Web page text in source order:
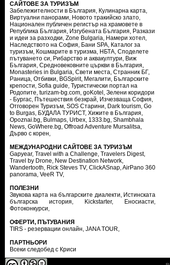
САЙТОВЕ ЗА ТУРИЗЪМ
Забележителности в България, Кулинарна карта,
Виртуални панорами, Новото тракийско злато,
Национален публичен регистър на храмовете в
Република България, Изгубената България, Разкази
и идеи за разходки, Zone Bulgaria, Намери хотел,
Наследството на София, Бани SPA, Каталог за
туризъм, Кошмарите в туризма, НБТА, Споделете
пътуването си, Рибарство и аквакултури, Виж
България, Средновековните църкви в България,
Monasteries in Bulgaria, Свети места, Странник БГ,
Раница, Отбивки, BGSpirit, Мегалити, Българските
крепости, Sofia guide, Туристически портал на
Родопите, turizam-bg.com, goKotel , Зелени коридори
- Бургас, Пътешествия безкрай, Изчезваща София,
Отговорен Туризъм, SOS Старини, Dark tourism, Go
to Burgas, БУДАЛА ТУРИСТ, Хижите в България,
Opoznai.bg, Bulmaps, Urbex, 1333.bg, Shambhala
News, GoWhere.bg, Offroad Adventure Mursalitsa,
Дърво с корен,
МЕЖДУНАРОДНИ САЙТОВЕ ЗА ТУРИЗЪМ
Gapyear, Travel with a Challenge, Travelers Digest,
Travel by Drone, New Destination Network,
Wandertooth, Rick Steves TV, ClickASnap,AirPano 360
panorama, VeeR TV,
ПОЛЕЗНИ
Звукова карта на българските диалекти, Истинската
българска история, Kickstarter, Еносиасти,
Фотоконкурси,
ОФЕРТИ, ПЪТУВАНИЯ
TIRS - резервации онлайн, JANA TOUR,
ПАРТНЬОРИ
Всеки следобед с Криси